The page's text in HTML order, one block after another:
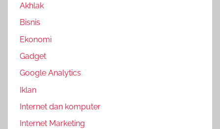
Akhlak
Bisnis
Ekonomi
Gadget
Google Analytics
Iklan
Internet dan komputer
Internet Marketing